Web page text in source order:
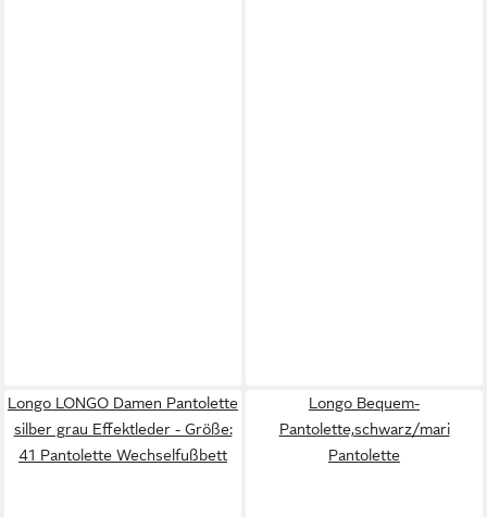
Longo LONGO Damen Pantolette
silber grau Effektleder - Größe:
41 Pantolette Wechselfußbett
Longo Bequem-
Pantolette,schwarz/mari
Pantolette